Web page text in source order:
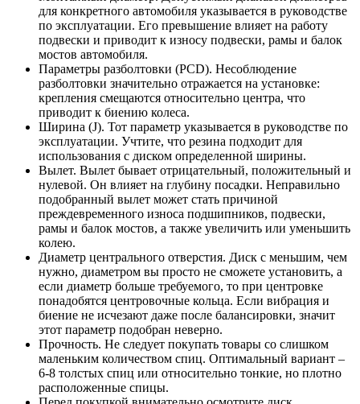
для конкретного автомобиля указывается в руководстве
по эксплуатации. Его превышение влияет на работу
подвески и приводит к износу подвески, рамы и балок
мостов автомобиля.
Параметры разболтовки (PCD). Несоблюдение
разболтовки значительно отражается на установке:
крепления смещаются относительно центра, что
приводит к биению колеса.
Ширина (J). Тот параметр указывается в руководстве по
эксплуатации. Учтите, что резина подходит для
использования с диском определенной ширины.
Вылет. Вылет бывает отрицательный, положительный и
нулевой. Он влияет на глубину посадки. Неправильно
подобранный вылет может стать причиной
преждевременного износа подшипников, подвески,
рамы и балок мостов, а также увеличить или уменьшить
колею.
Диаметр центрального отверстия. Диск с меньшим, чем
нужно, диаметром вы просто не сможете установить, а
если диаметр больше требуемого, то при центровке
понадобятся центровочные кольца. Если вибрация и
биение не исчезают даже после балансировки, значит
этот параметр подобран неверно.
Прочность. Не следует покупать товары со слишком
маленьким количеством спиц. Оптимальный вариант –
6-8 толстых спиц или относительно тонкие, но плотно
расположенные спицы.